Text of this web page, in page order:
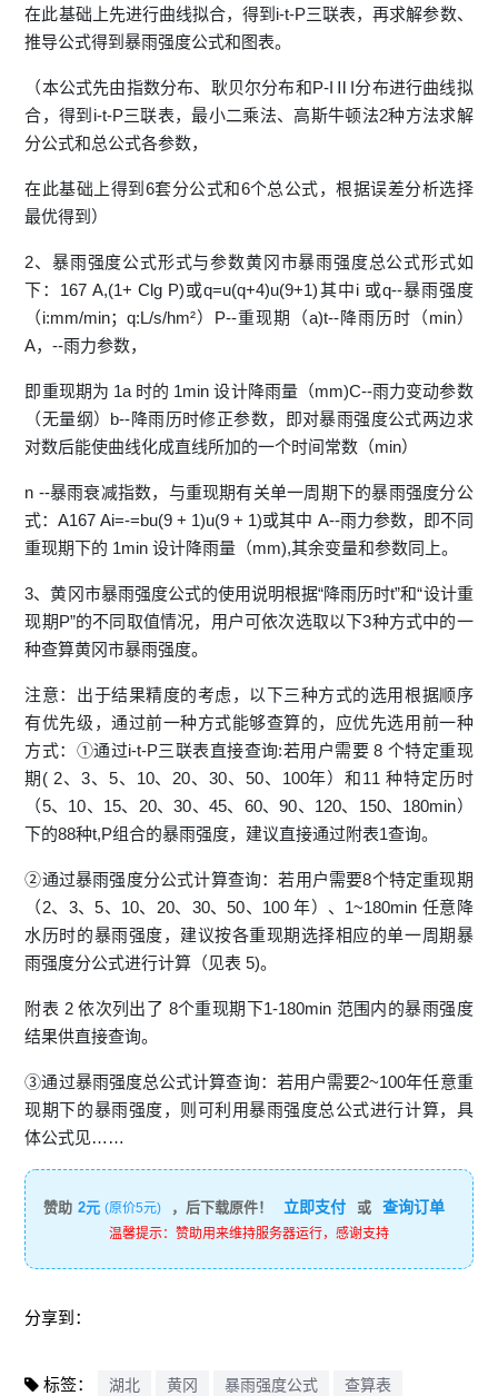
在此基础上先进行曲线拟合，得到i-t-P三联表，再求解参数、
推导公式得到暴雨强度公式和图表。
（本公式先由指数分布、耿贝尔分布和P-IⅡI分布进行曲线拟
合，得到i-t-P三联表，最小二乘法、高斯牛顿法2种方法求解
分公式和总公式各参数，
在此基础上得到6套分公式和6个总公式，根据误差分析选择
最优得到）
2、暴雨强度公式形式与参数黄冈市暴雨强度总公式形式如
下：167 A,(1+ Clg P)或q=u(q+4)u(9+1)其中i 或q--暴雨强度
（i:mm/min；q:L/s/hm²）P--重现期（a)t--降雨历时（min）
A，--雨力参数，
即重现期为 1a 时的 1min 设计降雨量（mm)C--雨力变动参数
（无量纲）b--降雨历时修正参数，即对暴雨强度公式两边求
对数后能使曲线化成直线所加的一个时间常数（min）
n --暴雨衰减指数，与重现期有关单一周期下的暴雨强度分公
式：A167 Ai=-=bu(9 + 1)u(9 + 1)或其中 A--雨力参数，即不同
重现期下的 1min 设计降雨量（mm),其余变量和参数同上。
3、黄冈市暴雨强度公式的使用说明根据“降雨历时t”和“设计重
现期P”的不同取值情况，用户可依次选取以下3种方式中的一
种查算黄冈市暴雨强度。
注意：出于结果精度的考虑，以下三种方式的选用根据顺序
有优先级，通过前一种方式能够查算的，应优先选用前一种
方式：①通过i-t-P三联表直接查询:若用户需要 8 个特定重现
期( 2、3、5、10、20、30、50、100年）和11 种特定历时
（5、10、15、20、30、45、60、90、120、150、180min）
下的88种t,P组合的暴雨强度，建议直接通过附表1查询。
②通过暴雨强度分公式计算查询：若用户需要8个特定重现期
（2、3、5、10、20、30、50、100 年）、1~180min 任意降
水历时的暴雨强度，建议按各重现期选择相应的单一周期暴
雨强度分公式进行计算（见表 5)。
附表 2 依次列出了 8个重现期下1-180min 范围内的暴雨强度
结果供直接查询。
③通过暴雨强度总公式计算查询：若用户需要2~100年任意重
现期下的暴雨强度，则可利用暴雨强度总公式进行计算，具
体公式见……
赞助 2元 (原价5元) ，后下载原件！ 立即支付 或 查询订单
温馨提示：赞助用来维持服务器运行，感谢支持
分享到：
标签： 湖北 黄冈 暴雨强度公式 查算表